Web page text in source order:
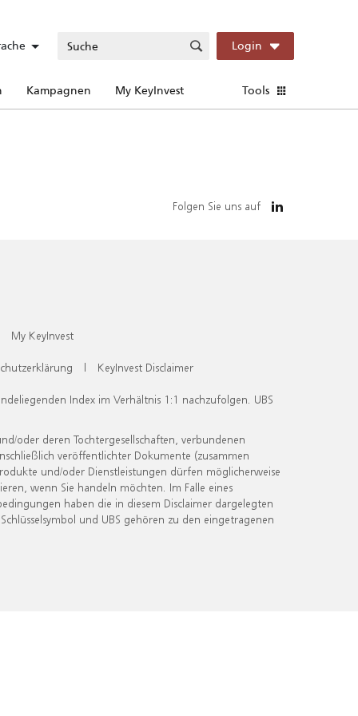
Login
Kampagnen My KeyInvest Tools
Folgen Sie uns auf
My KeyInvest
| KeyInvest Disclaimer
Index im Verhältnis 1:1 nachzufolgen. UBS
oder deren Tochtergesellschaften, verbundenen
veröffentlichter Dokumente (zusammen
und/oder Dienstleistungen dürfen möglicherweise
wenn Sie handeln möchten. Im Falle eines
haben die in diesem Disclaimer dargelegten
und UBS gehören zu den eingetragenen